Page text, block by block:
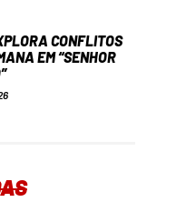
CONFLITOS
EM “SENHOR